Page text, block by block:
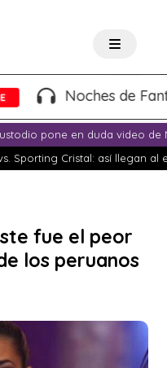
Noches de
pone en duda video de
Sporting Cristal: así llegan al
fue el peor
los peruanos